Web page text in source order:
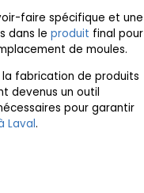
faire spécifique et une
dans le produit final pour
de moules.
fabrication de produits
devenus un outil
pour garantir
Laval.